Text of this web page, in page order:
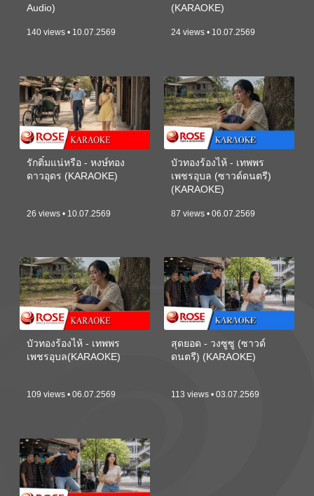
Audio)
140 views • 10.07.2569
(KARAOKE)
24 views • 10.07.2569
รักติ๋มแน่หรือ - หงษ์ทอง
ดาวอุดร (KARAOKE)
26 views • 10.07.2569
บัวทองร้องไห้ - เทพพร
เพชรอุบล (ซาวด์ดนตรี)
(KARAOKE)
87 views • 06.07.2569
บัวทองร้องไห้ - เทพพร
เพชรอุบล(KARAOKE)
109 views • 06.07.2569
สุดยอด - วงซูซู (ซาวด์
ดนตรี) (KARAOKE)
113 views • 03.07.2569